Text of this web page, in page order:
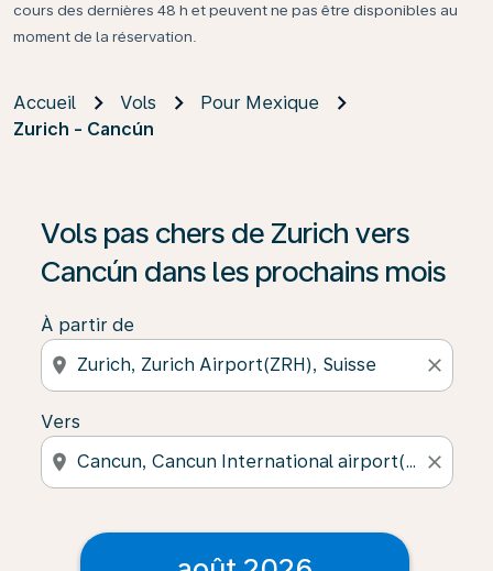
cours des dernières 48 h et peuvent ne pas être disponibles au
moment de la réservation.
Accueil Vols
Pour Mexique
Zurich - Cancún
Vols pas chers de Zurich vers
Cancún dans les prochains mois
À partir de
location_on close
Vers
location_on close